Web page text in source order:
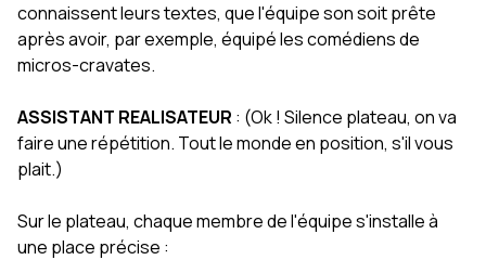
connaissent leurs textes, que l'équipe son soit prête
après avoir, par exemple, équipé les comédiens de
micros-cravates.
ASSISTANT REALISATEUR : (Ok ! Silence plateau, on va
faire une répétition. Tout le monde en position, s'il vous
plait.)
Sur le plateau, chaque membre de l'équipe s'installe à
une place précise :